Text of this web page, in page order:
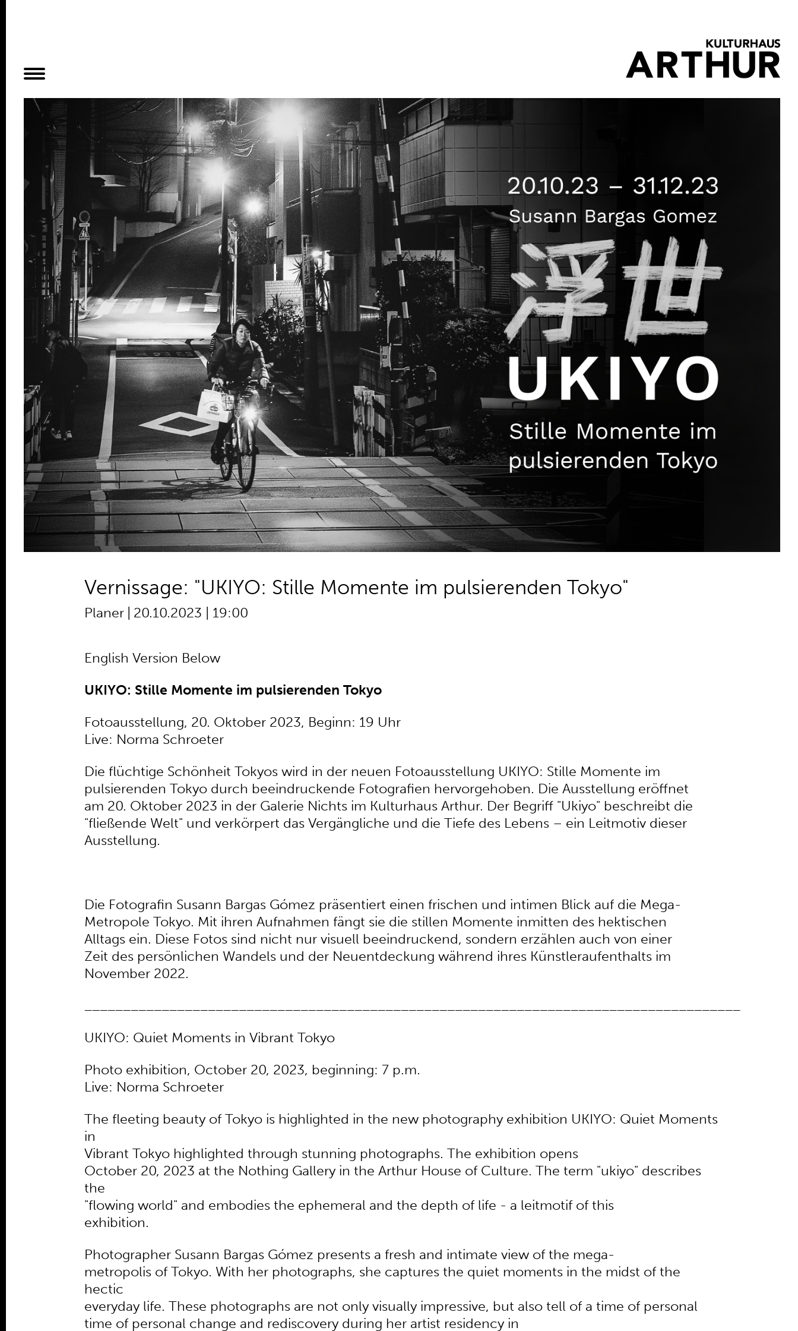
Alles
Kreativangebote
Archiv
Aktuelles
Projekte
Verein
Praktikum /
Bundesfreiwilligendienst /
Ehrenamt
Kooperationen
Förderer
Kontakt
Vernissage: "UKIYO: Stille Momente im pulsierenden Tokyo"
Planer 20.10.2023 | 19:00
English Version Below
UKIYO: Stille Momente im pulsierenden Tokyo
Fotoausstellung, 20. Oktober 2023, Beginn: 19 Uhr
Live: Norma Schroeter
Die flüchtige Schönheit Tokyos wird in der neuen Fotoausstellung UKIYO: Stille Momente im
pulsierenden Tokyo durch beeindruckende Fotografien hervorgehoben. Die Ausstellung eröffnet
am 20. Oktober 2023 in der Galerie Nichts im Kulturhaus Arthur. Der Begriff "Ukiyo" beschreibt die
"fließende Welt" und verkörpert das Vergängliche und die Tiefe des Lebens – ein Leitmotiv dieser
Ausstellung.
Die Fotografin Susann Bargas Gómez präsentiert einen frischen und intimen Blick auf die Mega-
Metropole Tokyo. Mit ihren Aufnahmen fängt sie die stillen Momente inmitten des hektischen
Alltags ein. Diese Fotos sind nicht nur visuell beeindruckend, sondern erzählen auch von einer
Zeit des persönlichen Wandels und der Neuentdeckung während ihres Künstleraufenthalts im
November 2022.
UKIYO: Quiet Moments in Vibrant Tokyo
Photo exhibition, October 20, 2023, beginning: 7 p.m.
Live: Norma Schroeter
The fleeting beauty of Tokyo is highlighted in the new photography exhibition UKIYO: Quiet Moments
in
Vibrant Tokyo highlighted through stunning photographs. The exhibition opens
October 20, 2023 at the Nothing Gallery in the Arthur House of Culture. The term "ukiyo" describes
the
"flowing world" and embodies the ephemeral and the depth of life - a leitmotif of this
exhibition.
Photographer Susann Bargas Gómez presents a fresh and intimate view of the mega-
metropolis of Tokyo. With her photographs, she captures the quiet moments in the midst of the
hectic
everyday life. These photographs are not only visually impressive, but also tell of a time of personal
time of personal change and rediscovery during her artist residency in